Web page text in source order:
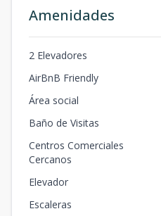
Amenidades
2 Elevadores
AirBnB Friendly
Área social
Baño de Visitas
Centros Comerciales
Cercanos
Elevador
Escaleras